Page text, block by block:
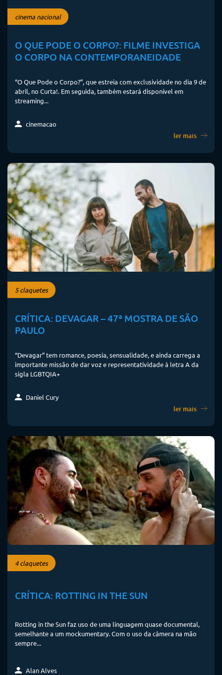
cinema nacional
O QUE PODE O CORPO?: FILME INVESTIGA
O CORPO NA CONTEMPORANEIDADE
“O Que Pode o Corpo?”, que estreia com exclusividade no dia 9 de
abril, no Curta!. Em seguida, também estará disponível em
streaming...
cinemacao
ler mais
5 claquetes
CRÍTICA: DEVAGAR – 47ª MOSTRA DE SÃO
PAULO
“Devagar” tem romance, poesia, sensualidade, e ainda carrega a
importante missão de dar voz e representatividade à letra A da
sigla LGBTQIA+
Daniel Cury
ler mais
4 claquetes
CRÍTICA: ROTTING IN THE SUN
Rotting in the Sun faz uso de uma linguagem quase documental,
semelhante a um mockumentary. Com o uso da câmera na mão
sempre...
Alan Alves